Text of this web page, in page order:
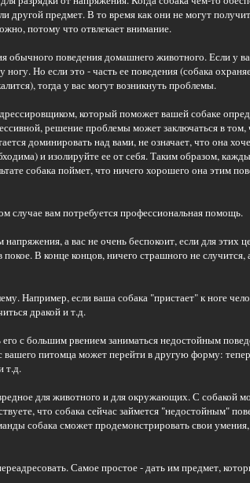
другой предмет. В то время как они не могут
потому что отвлекает внимание.
обычного поведения домашнего животного. Если у
Но если это - часть ее поведения (собака
тогда у вас могут возникнуть проблемы.
который поможет вашей собаке
решение проблемы может заключаться в
доминировать над вами, не означает, что она
и изолируйте ее от себя. Таким образом,
собака поймет, что ничего хорошего она этим
случае вам потребуется профессиональная помощь.
а вас не очень беспокоит, если для этих
В конце концов, ничего страшного не случится,
Например, если ваша собака "пристает" к ноге
дракой и т.д.
с большим рвением заниматься недостойным
питомца может перейти в другую форму:
т.д.
для животного и для окружающих. С собакой
что собака сейчас займется "недостойным"
собака сможет продемонстрировать свои умения,
Самое простое - дать им предмет,